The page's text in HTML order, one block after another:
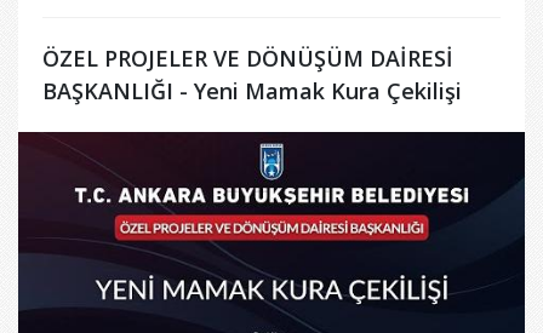
ÖZEL PROJELER VE DÖNÜŞÜM DAİRESİ
BAŞKANLIĞI - Yeni Mamak Kura Çekilişi